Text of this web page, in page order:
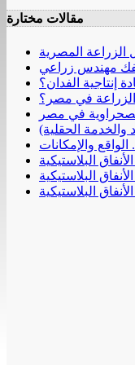
مقالات مختارة
الزراعة المصرية
مهندس زراعي
إنتاجية الفدان؟
الزراعة في مصر؟
في مصر
والخدمة الحقلية)
والإمكانات
البلاستيكية
البلاستيكية
البلاستيكية